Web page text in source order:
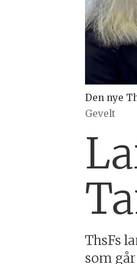
Den nye
Gevelt
ThsFs
som